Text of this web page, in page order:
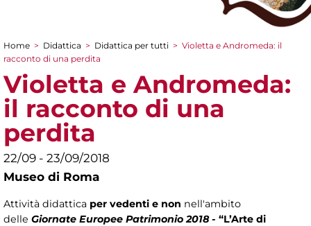
Tu sei qui
Home > Didattica > Didattica per tutti > Violetta e Andromeda: il
racconto di una perdita
Violetta e Andromeda:
il racconto di una
perdita
22/09 - 23/09/2018
Museo di Roma
Attività didattica per vedenti e non nell'ambito
delle Giornate Europee Patrimonio 2018 - “L’Arte di